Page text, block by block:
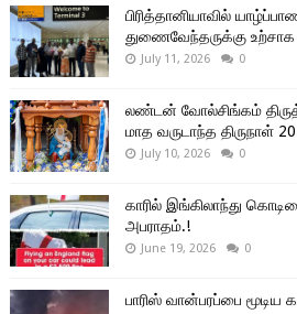
பிரித்தானியாவில்
துணைவேந்தருக்கு உற்சாக
July 11, 2026 0
லண்டன் வோல்சிங்கம்
மாத வருடாந்த திருநாள்
July 10, 2026 0
காரில் இங்கிலாந்து
அபராதம்.!
June 19, 2026 0
பாரிஸ் வான்பரப்பை மூடிய